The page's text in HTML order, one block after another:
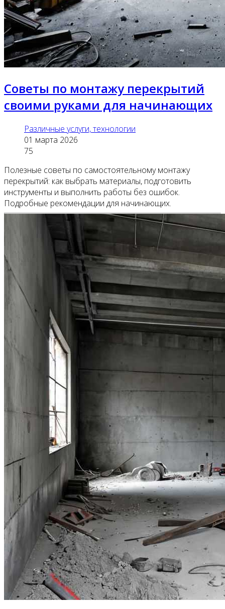
Советы по монтажу перекрытий
своими руками для начинающих
Различные услуги, технологии
01 марта 2026
75
Полезные советы по самостоятельному монтажу
перекрытий: как выбрать материалы, подготовить
инструменты и выполнить работы без ошибок.
Подробные рекомендации для начинающих.